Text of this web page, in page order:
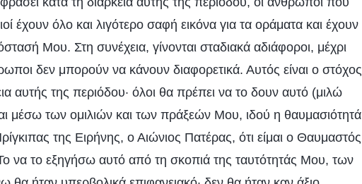
έχουν όλο και λιγότερο σαφή εικόνα για τα οράματα και έχουν
Μου. Στη συνέχεια, γίνονται σταδιακά αδιάφοροι, μέχρι
δεν μπορούν να κάνουν διαφορετικά. Αυτός είναι ο στόχος
αυτής της περιόδου· όλοι θα πρέπει να το δουν αυτό (μιλώ
μέσω των ομιλιών και των πράξεών Μου, ιδού η θαυμασιότητά
της Ειρήνης, ο Αιώνιος Πατέρας, ότι είμαι ο Θαυμαστός
να το εξηγήσω αυτό από τη σκοπιά της ταυτότητάς Μου, των